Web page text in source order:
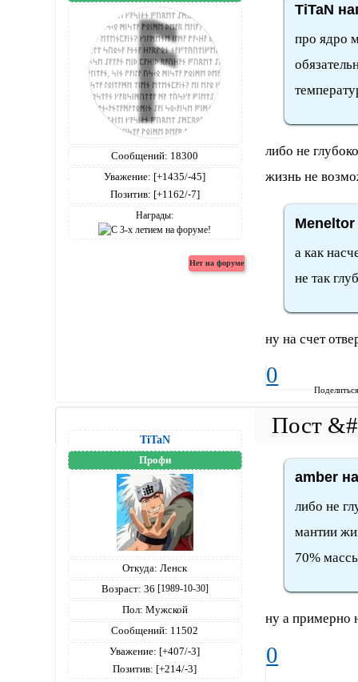
Сообщений: 18300
Уважение: [+1435/-45]
Позитив: [+1162/-7]
Награды:
TiTaN
про ядро
либо не
жизнь не
а как
не так
ну на счет
0
TiTaN
Профи
Откуда: Ленск
Возраст: 36 [1989-10-30]
Пол: Мужской
Сообщений: 11502
Уважение: [+407/-3]
Позитив: [+214/-3]
amber
либо не
мантии
70%
ну а примерно
0